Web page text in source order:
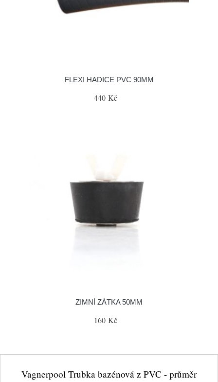
FLEXI HADICE PVC 90MM
440 Kč
ZIMNÍ ZÁTKA 50MM
160 Kč
Vagnerpool Trubka bazénová z PVC - průměr